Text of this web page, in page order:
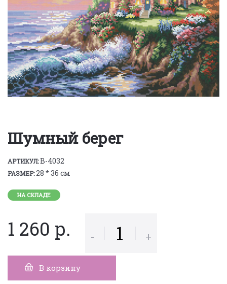
Шумный берег
АРТИКУЛ:B-4032
РАЗМЕР:28 * 36 см
НА СКЛАДЕ
1 260 р. - +
В корзину